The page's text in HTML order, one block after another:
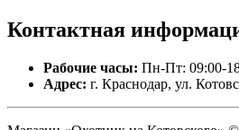
Контактная
Рабочие часы: Пн-Пт: 09:00-
Адрес: г. Краснодар, ул.